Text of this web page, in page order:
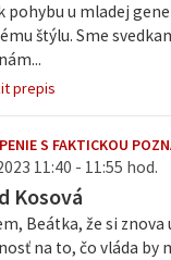
pohybu u mladej
štýlu. Sme
prepis
S FAKTICKOU
11:40 - 11:55 hod.
Kosová
Beátka, že si
na to, čo vláda by